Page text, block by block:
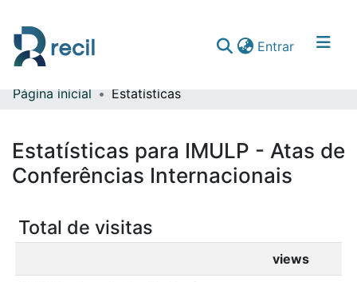
Entrar(current)
Comunidades & Coleções
Página inicial Estatísticas
Estatísticas para IMULP - Atas de
Conferências Internacionais
Total de visitas
views